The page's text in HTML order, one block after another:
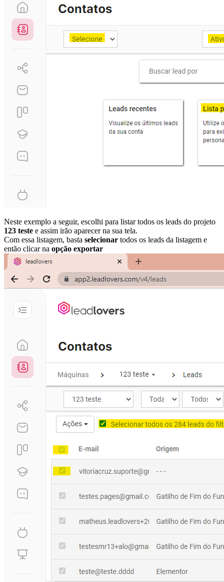
Neste exemplo a seguir, escolhi para listar todos os leads do projeto
123 teste e assim irão aparecer na sua tela.
Com essa listagem, basta selecionar todos os leads da listagem e
então clicar na opção exportar